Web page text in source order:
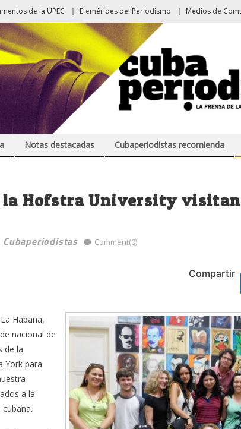
de la UPEC Efemérides del Periodismo Medios de
Notas destacadas Cubaperiodistas recomienda
Hofstra University visitan
Cubaperiodistas Comment(0)
Compartir
Habana,
nacional de
de la
York para
a la